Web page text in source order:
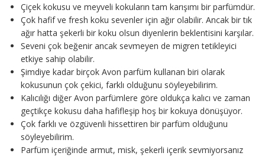
Çiçek kokusu ve meyveli kokuların tam karışımı bir parfümdür.
Çok hafif ve fresh koku sevenler için ağır olabilir. Ancak bir tık
ağır hatta şekerli bir koku olsun diyenlerin beklentisini karşılar.
Seveni çok beğenir ancak sevmeyen de migren tetikleyici
etkiye sahip olabilir.
Şimdiye kadar birçok Avon parfüm kullanan biri olarak
kokusunun çok çekici, farklı olduğunu söyleyebilirim.
Kalıcılığı diğer Avon parfümlere göre oldukça kalıcı ve zaman
geçtikçe kokusu daha hafifleşip hoş bir kokuya dönüşüyor.
Çok farklı ve özgüvenli hissettiren bir parfüm olduğunu
söyleyebilirim.
Parfüm içeriğinde armut, misk, şekerli içerik sevmiyorsanız